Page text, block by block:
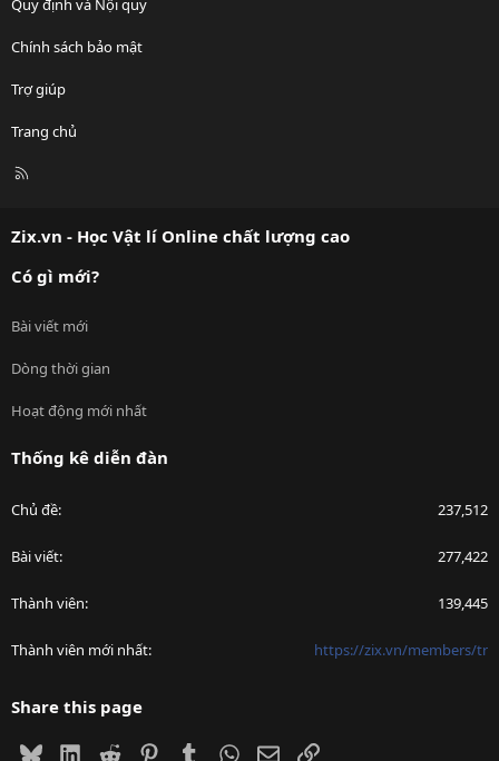
Chính sách bảo mật
Trợ giúp
Trang chủ
R
Zix.vn - Học Vật lí Online chất lượng cao
Có gì mới?
Bài viết mới
Dòng thời gian
Hoạt động mới nhất
Thống kê diễn đàn
Chủ đề 237,512
Bài viết 277,422
Thành viên 139,445
Thành viên mới nhất https://zix.vn/members/tr
Share this page
BlueskyLinkedIn
Reddit PinterestTumblrWhatsApp
EmailLink